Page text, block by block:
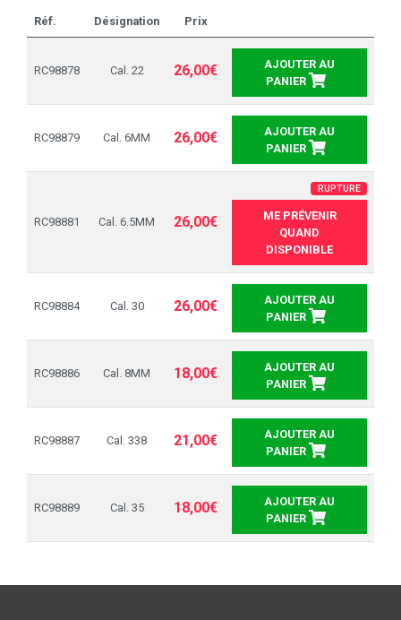
Réf. Désignation Prix
RC98878 Cal. 22 26,00€
AJOUTER AU
PANIER
RC98879 Cal. 6MM 26,00€
AJOUTER AU
PANIER
RC98881 Cal. 6.5MM 26,00€
RUPTURE
ME PRÉVENIR
QUAND
DISPONIBLE
RC98884 Cal. 30 26,00€
AJOUTER AU
PANIER
RC98886 Cal. 8MM 18,00€
AJOUTER AU
PANIER
RC98887 Cal. 338 21,00€
AJOUTER AU
PANIER
RC98889 Cal. 35 18,00€
AJOUTER AU
PANIER